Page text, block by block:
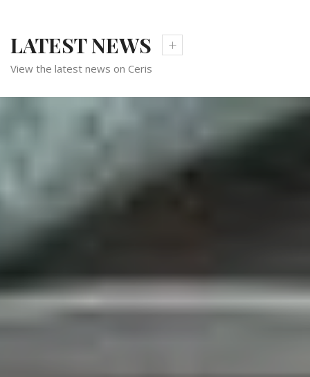
LATEST NEWS
View the latest news on Ceris